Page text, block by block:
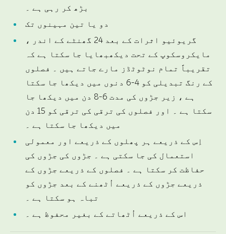
بڑھ کر رہی ہے ۔
دو یا تین مہینوں تک
گریوئیو اثرات کے بعد 24 گھنٹے کے اندر ،
مایکروسکوپ کے تحت دیکھبھایا جا سکتا ہے کہ
تقریباً تمام نوٹوٹڈز مارے جاتے ہیں ۔ فصلوں
کے رنگ تبدیلی کو 4-6 دنوں میں دیکھا جا سکتا
ہے ، زیر جڑوں کی مدت 6-8 دن میں دیکھا جا
سکتا ہے ۔ اور فصلوں کی ترقی کی ترقی کو 15 دن
میں دیکھا جا سکتا ہے ۔
اِس کے ذریعے ہر پھلوں کے ذریعے اور معمولی
استعمال کی جا سکتی ہے ۔ جڑوں کی جڑوں کی
حفاظت کر سکتا ہے ۔ فصلوں کے ذریعے جڑوں کے
ذریعے جڑوں کے ذریعے اُٹھنے کے بعد جڑوں کو
تباہ ہو سکتا ہے ۔
اس کے ذریعے اُٹھاتے کے بغیر محفوظ ہے ۔